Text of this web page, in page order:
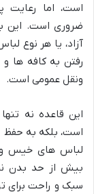
است، اما
ضروری است. این
آزاد، یا هر نوع
رفتن به کافه ها
ونقل عمومی است.
این قاعده نه
است، بلکه به
لباس های خیس و
بیش از حد بدن
سبک و راحت برای